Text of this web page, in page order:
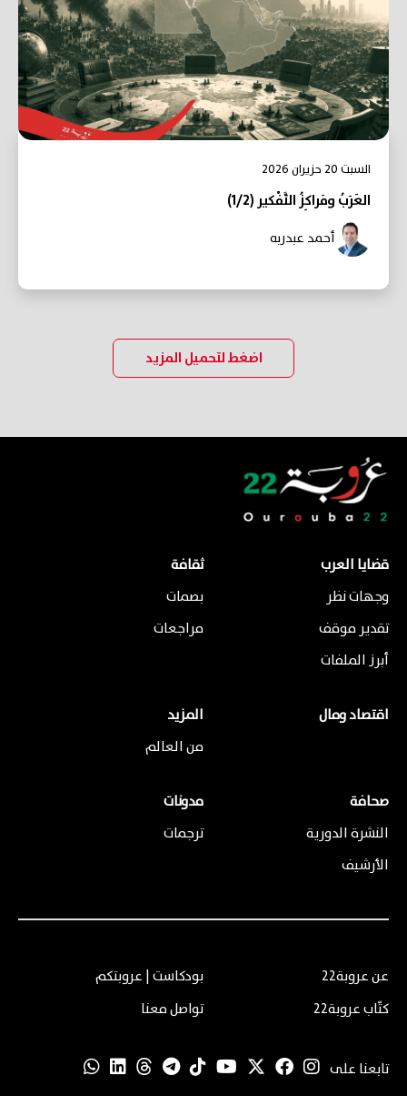
السبت 20 حزيران 2026
العَرَبُ ومَراكِزُ التَّفْكير (1/2)
أحمد عبدربه
اضغط لتحميل المزيد
قضايا العرب
وجهات نظر
تقدير موقف
أبرز الملفات
ثقافة
بصمات
مراجعات
اقتصاد ومال
المزيد
من العالم
صحافة
النشرة الدورية
الأرشيف
مدونات
ترجمات
عن عروبة22
كتّاب عروبة22
بودكاست | عروبتكم
تواصل معنا
تابعنا على